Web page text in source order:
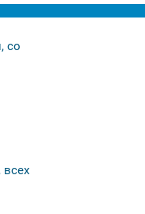
со